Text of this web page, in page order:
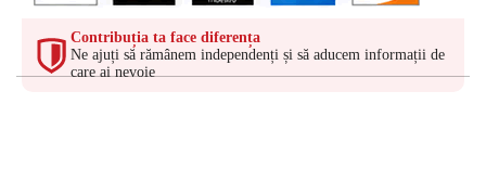
Contribuția ta face diferența
Ne ajuți să rămânem independenți și să aducem informații de
care ai nevoie